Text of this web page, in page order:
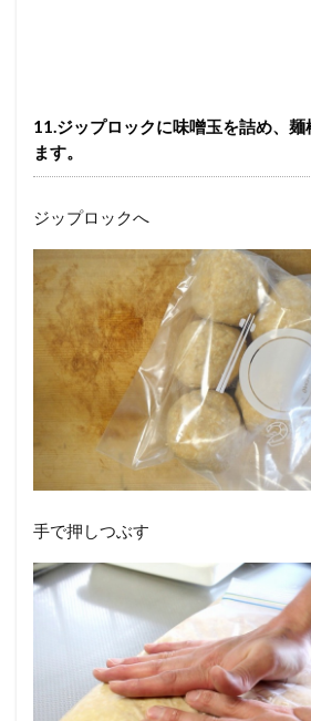
11.ジップロックに味噌玉を詰め、麺
ます。
ジップロックへ
手で押しつぶす